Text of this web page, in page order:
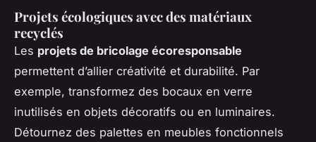
Projets écologiques avec des matériaux
recyclés
Les projets de bricolage écoresponsable
permettent d’allier créativité et durabilité. Par
exemple, transformez des bocaux en verre
inutilisés en objets décoratifs ou en luminaires.
Détournez des palettes en meubles fonctionnels